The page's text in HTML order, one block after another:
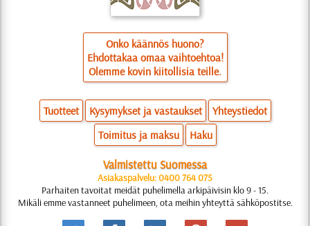
Onko käännös huono?
Ehdottakaa omaa vaihtoehtoa!
Olemme kovin kiitollisia teille.
Tuotteet Kysymykset ja vastaukset
Yhteystiedot
Toimitus ja maksu
Haku
Valmistettu Suomessa
Asiakaspalvelu: 0400 764 075
Parhaiten tavoitat meidät puhelimella arkipäivisin klo 9 - 15.
Mikäli emme vastanneet puhelimeen, ota meihin yhteyttä sähköpostitse.